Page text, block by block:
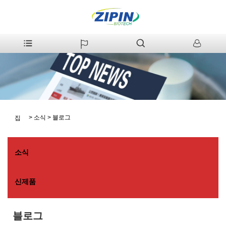
집 > 소식 > 블로그
소식
신제품
블로그